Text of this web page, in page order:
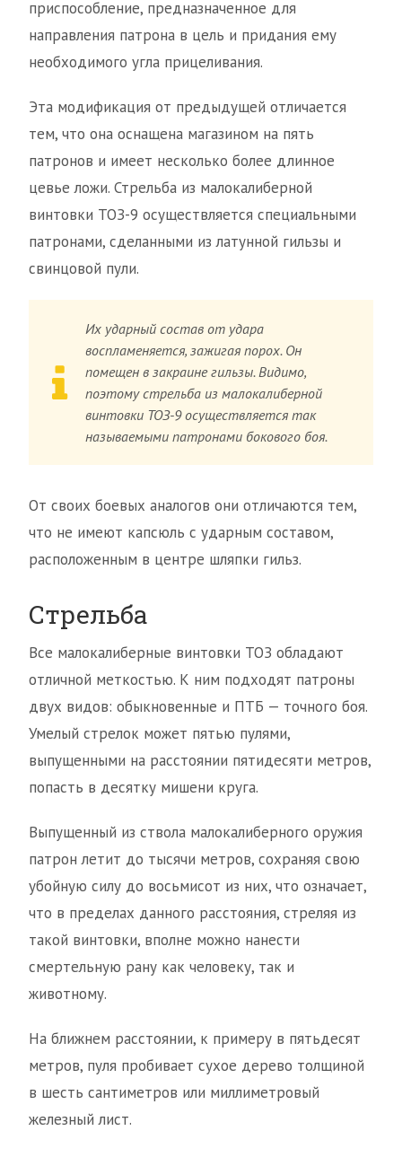
приспособление, предназначенное для
направления патрона в цель и придания ему
необходимого угла прицеливания.
Эта модификация от предыдущей отличается
тем, что она оснащена магазином на пять
патронов и имеет несколько более длинное
цевье ложи. Стрельба из малокалиберной
винтовки ТОЗ-9 осуществляется специальными
патронами, сделанными из латунной гильзы и
свинцовой пули.
Их ударный состав от удара
воспламеняется, зажигая порох. Он
помещен в закраине гильзы. Видимо,
поэтому стрельба из малокалиберной
винтовки ТОЗ-9 осуществляется так
называемыми патронами бокового боя.
От своих боевых аналогов они отличаются тем,
что не имеют капсюль с ударным составом,
расположенным в центре шляпки гильз.
Стрельба
Все малокалиберные винтовки ТОЗ обладают
отличной меткостью. К ним подходят патроны
двух видов: обыкновенные и ПТБ — точного боя.
Умелый стрелок может пятью пулями,
выпущенными на расстоянии пятидесяти метров,
попасть в десятку мишени круга.
Выпущенный из ствола малокалиберного оружия
патрон летит до тысячи метров, сохраняя свою
убойную силу до восьмисот из них, что означает,
что в пределах данного расстояния, стреляя из
такой винтовки, вполне можно нанести
смертельную рану как человеку, так и
животному.
На ближнем расстоянии, к примеру в пятьдесят
метров, пуля пробивает сухое дерево толщиной
в шесть сантиметров или миллиметровый
железный лист.